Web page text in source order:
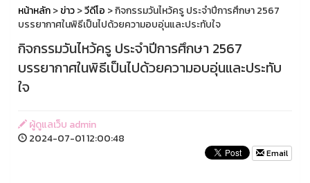
หน้าหลัก>ข่าว>วีดีโอ > กิจกรรมวันไหว้ครู ประจำปีการศึกษา 2567
บรรยากาศในพิธีเป็นไปด้วยความอบอุ่นและประทับใจ
กิจกรรมวันไหว้ครู ประจำปีการศึกษา 2567
บรรยากาศในพิธีเป็นไปด้วยความอบอุ่นและประทับ
ใจ
ผู้ดูแลเว็บ admin
2024-07-01 12:00:48
Email